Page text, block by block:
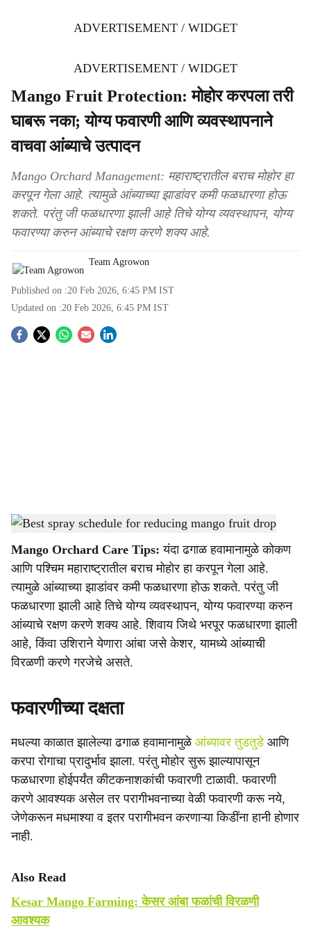
ADVERTISEMENT / WIDGET
ADVERTISEMENT / WIDGET
Mango Fruit Protection: मोहोर करपला तरी
घाबरू नका; योग्य फवारणी आणि व्यवस्थापनाने
वाचवा आंब्याचे उत्पादन
Mango Orchard Management: महाराष्ट्रातील बराच मोहोर हा
करपून गेला आहे. त्यामुळे आंब्याच्या झाडांवर कमी फळधारणा होऊ
शकते. परंतु जी फळधारणा झाली आहे तिचे योग्य व्यवस्थापन, योग्य
फवारण्या करुन आंब्याचे रक्षण करणे शक्य आहे.
Team Agrowon
Published on :20 Feb 2026, 6:45 PM IST
Updated on :20 Feb 2026, 6:45 PM IST
S
a
r
e
Best spray schedule for reducing mango fruit drop-Agrowon
Mango Orchard Care Tips: यंदा ढगाळ हवामानामुळे कोकण
आणि पश्चिम महाराष्ट्रातील बराच मोहोर हा करपून गेला आहे.
त्यामुळे आंब्याच्या झाडांवर कमी फळधारणा होऊ शकते. परंतु जी
फळधारणा झाली आहे तिचे योग्य व्यवस्थापन, योग्य फवारण्या करुन
आंब्याचे रक्षण करणे शक्य आहे. शिवाय जिथे भरपूर फळधारणा झाली
आहे, किंवा उशिराने येणारा आंबा जसे केशर, यामध्ये आंब्याची
विरळणी करणे गरजेचे असते.
फवारणीच्या दक्षता
मधल्या काळात झालेल्या ढगाळ हवामानामुळे आंब्यावर तुडतुडेआणि
करपा रोगाचा प्रादुर्भाव झाला. परंतु मोहोर सुरू झाल्यापासून
फळधारणा होईपर्यंत कीटकनाशकांची फवारणी टाळावी. फवारणी
करणे आवश्यक असेल तर परागीभवनाच्या वेळी फवारणी करू नये,
जेणेकरून मधमाश्या व इतर परागीभवन करणाऱ्या किडींना हानी होणार
नाही.
Also Read
Kesar Mango Farming: केसर आंबा फळांची विरळणी
आवश्यक